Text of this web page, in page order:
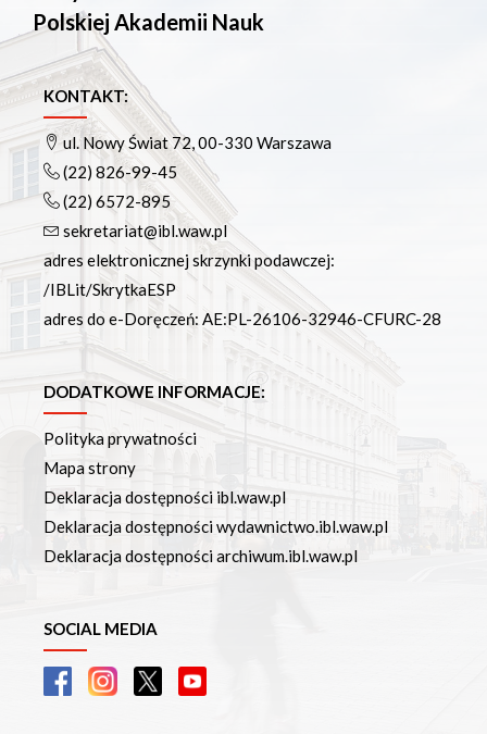
Polskiej Akademii Nauk
KONTAKT:
ul. Nowy Świat 72, 00-330 Warszawa
(22) 826-99-45
(22) 6572-895
sekretariat@ibl.waw.pl
adres elektronicznej skrzynki podawczej:
/IBLit/SkrytkaESP
adres do e-Doręczeń: AE:PL-26106-32946-CFURC-28
DODATKOWE INFORMACJE:
Polityka prywatności
Mapa strony
Deklaracja dostępności ibl.waw.pl
Deklaracja dostępności wydawnictwo.ibl.waw.pl
Deklaracja dostępności archiwum.ibl.waw.pl
SOCIAL MEDIA